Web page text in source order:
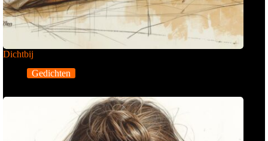
Dichtbij
Gedichten